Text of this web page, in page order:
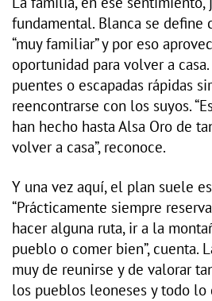
fundamental. Blanca se define
“muy familiar” y por eso
oportunidad para volver a
puentes o escapadas rápidas
reencontrarse con los suyos.
han hecho hasta Alsa Oro de
volver a casa”, reconoce.
Y una vez aquí, el plan suele
“Prácticamente siempre
hacer alguna ruta, ir a la
pueblo o comer bien”, cuenta.
muy de reunirse y de valorar
los pueblos leoneses y todo lo